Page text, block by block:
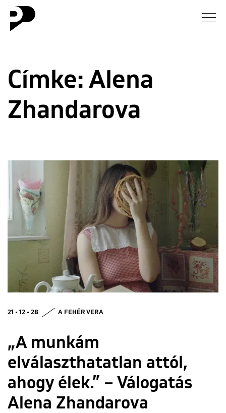
Galéria
Interjú
Rólunk
ENGLISH
Címke: Alena
Zhandarova
21 • 12 • 28 A FEHÉR VERA
„A munkám
elválaszthatatlan attól,
ahogy élek.” – Válogatás
Alena Zhandarova